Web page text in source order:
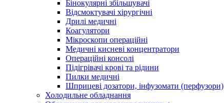
Бінокулярні збільшувачі
Відсмоктувачі хірургічні
Дрилі медичні
Коагулятори
Мікроскопи операційні
Медичні кисневі концентратори
Операційні консолі
Підігрівачі крові та рідини
Пилки медичні
Шприцеві дозатори, інфузомати (перфузори)
Холодильне обладнання